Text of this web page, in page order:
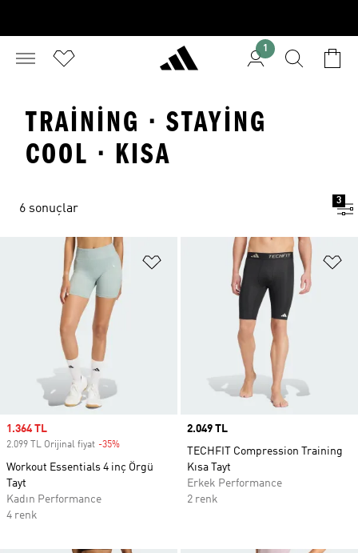
1
TRAINING · STAYING
COOL · KISA
6 sonuçlar
3
Favori Listesine Ekle
Sale price
1.364 TL
2.099 TL Orijinal fiyat -35%
Workout Essentials 4 inç Örgü
Tayt
Kadın Performance
4 renk
Price
2.049 TL
TECHFIT Compression Training
Kısa Tayt
Erkek Performance
2 renk